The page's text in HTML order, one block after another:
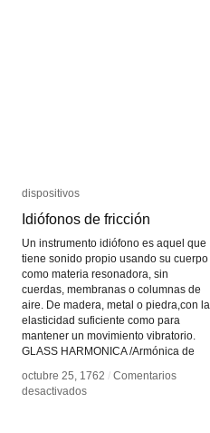
dispositivos
Idiófonos de fricción
Un instrumento idiófono es aquel que
tiene sonido propio usando su cuerpo
como materia resonadora, sin
cuerdas, membranas o columnas de
aire. De madera, metal o piedra,con la
elasticidad suficiente como para
mantener un movimiento vibratorio.
GLASS HARMONICA /Armónica de
octubre 25, 1762 / Comentarios
desactivadosen
dispositivos
Idiófonos de fricción
octubre 25, 1762 / Comentarios
desactivadosen